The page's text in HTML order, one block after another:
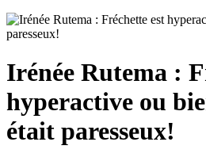
Irénée Rutema :
hyperactive ou
était paresseux!